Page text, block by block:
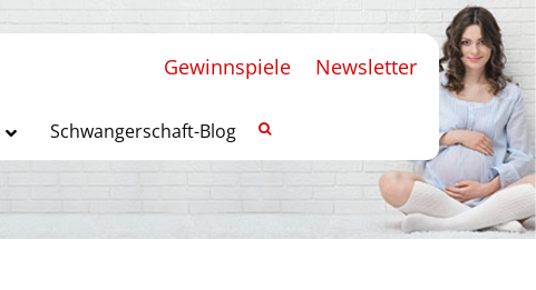
Gewinnspiele Newsletter
Schwangerschaft-Blog